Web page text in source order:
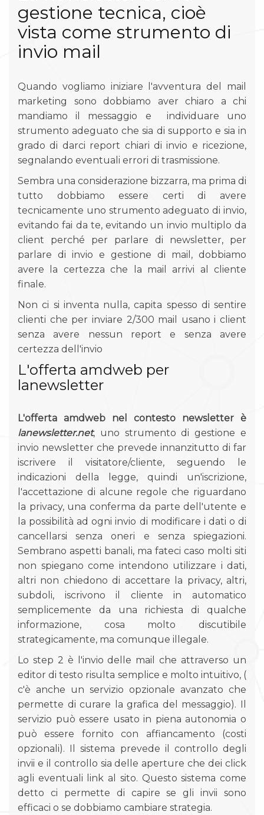
gestione tecnica, cioè
vista come strumento di
invio mail
Quando vogliamo iniziare l'avventura del mail
marketing sono dobbiamo aver chiaro a chi
mandiamo il messaggio e individuare uno
strumento adeguato che sia di supporto e sia in
grado di darci report chiari di invio e ricezione,
segnalando eventuali errori di trasmissione.
Sembra una considerazione bizzarra, ma prima di
tutto dobbiamo essere certi di avere
tecnicamente uno strumento adeguato di invio,
evitando fai da te, evitando un invio multiplo da
client perché per parlare di newsletter, per
parlare di invio e gestione di mail, dobbiamo
avere la certezza che la mail arrivi al cliente
finale.
Non ci si inventa nulla, capita spesso di sentire
clienti che per inviare 2/300 mail usano i client
senza avere nessun report e senza avere
certezza dell'invio
L'offerta amdweb per
lanewsletter
L'offerta amdweb nel contesto newsletter è
lanewsletter.net, uno strumento di gestione e
invio newsletter che prevede innanzitutto di far
iscrivere il visitatore/cliente, seguendo le
indicazioni della legge, quindi un'iscrizione,
l'accettazione di alcune regole che riguardano
la privacy, una conferma da parte dell'utente e
la possibilità ad ogni invio di modificare i dati o di
cancellarsi senza oneri e senza spiegazioni.
Sembrano aspetti banali, ma fateci caso molti siti
non spiegano come intendono utilizzare i dati,
altri non chiedono di accettare la privacy, altri,
subdoli, iscrivono il cliente in automatico
semplicemente da una richiesta di qualche
informazione, cosa molto discutibile
strategicamente, ma comunque illegale.
Lo step 2 è l'invio delle mail che attraverso un
editor di testo risulta semplice e molto intuitivo, (
c'è anche un servizio opzionale avanzato che
permette di curare la grafica del messaggio). Il
servizio può essere usato in piena autonomia o
può essere fornito con affiancamento (costi
opzionali). Il sistema prevede il controllo degli
invii e il controllo sia delle aperture che dei click
agli eventuali link al sito. Questo sistema come
detto ci permette di capire se gli invii sono
efficaci o se dobbiamo cambiare strategia.